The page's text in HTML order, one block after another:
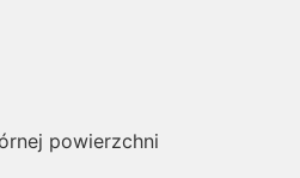
powierzchni